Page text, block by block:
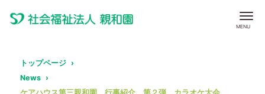
トップページ
News